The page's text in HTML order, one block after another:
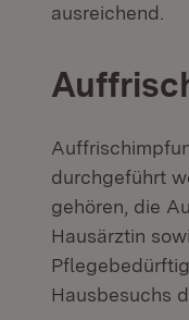
ausreichend.
durchgeführt
gehören, die
Hausärztin
Hausbesuchs